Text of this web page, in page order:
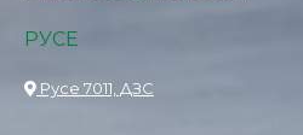
РУСЕ
Русе 7011, ДЗС